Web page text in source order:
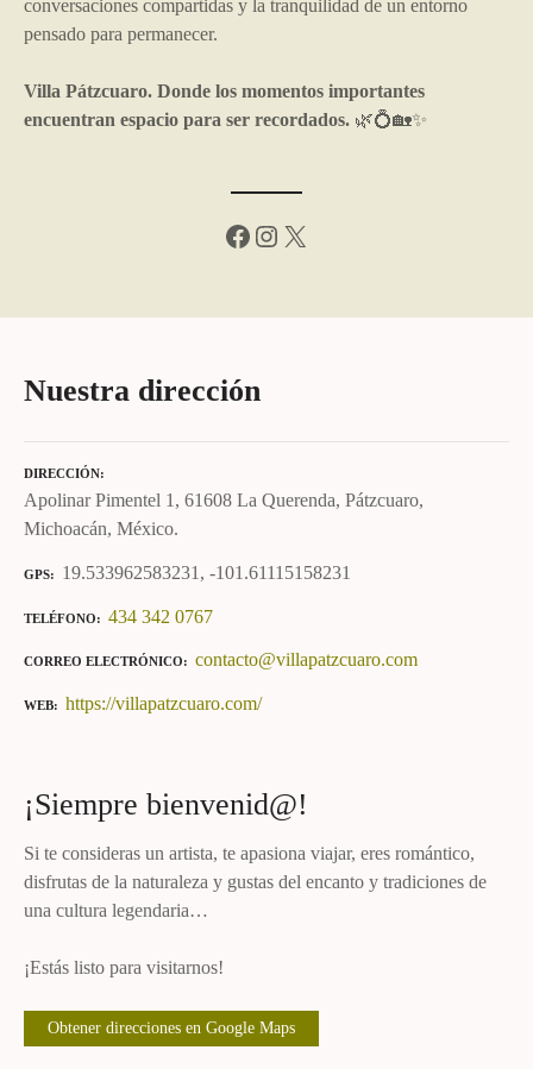
conversaciones compartidas y la tranquilidad de un entorno
pensado para permanecer.
Villa Pátzcuaro. Donde los momentos importantes
encuentran espacio para ser recordados. 🌿💍🏡✨
Facebook Instagram X
Nuestra dirección
DIRECCIÓN
Apolinar Pimentel 1, 61608 La Querenda, Pátzcuaro,
Michoacán, México.
GPS 19.533962583231, -101.61115158231
TELÉFONO 434 342 0767
CORREO ELECTRÓNICO contacto@villapatzcuaro.com
WEB https://villapatzcuaro.com/
¡Siempre bienvenid@!
Si te consideras un artista, te apasiona viajar, eres romántico,
disfrutas de la naturaleza y gustas del encanto y tradiciones de
una cultura legendaria…
¡Estás listo para visitarnos!
Obtener direcciones en Google Maps